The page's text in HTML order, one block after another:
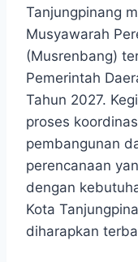
Tanjungpinang
Musyawarah
(Musrenbang)
Pemerintah
Tahun 2027.
proses
pembangunan
perencanaan
dengan
Kota
diharapkan